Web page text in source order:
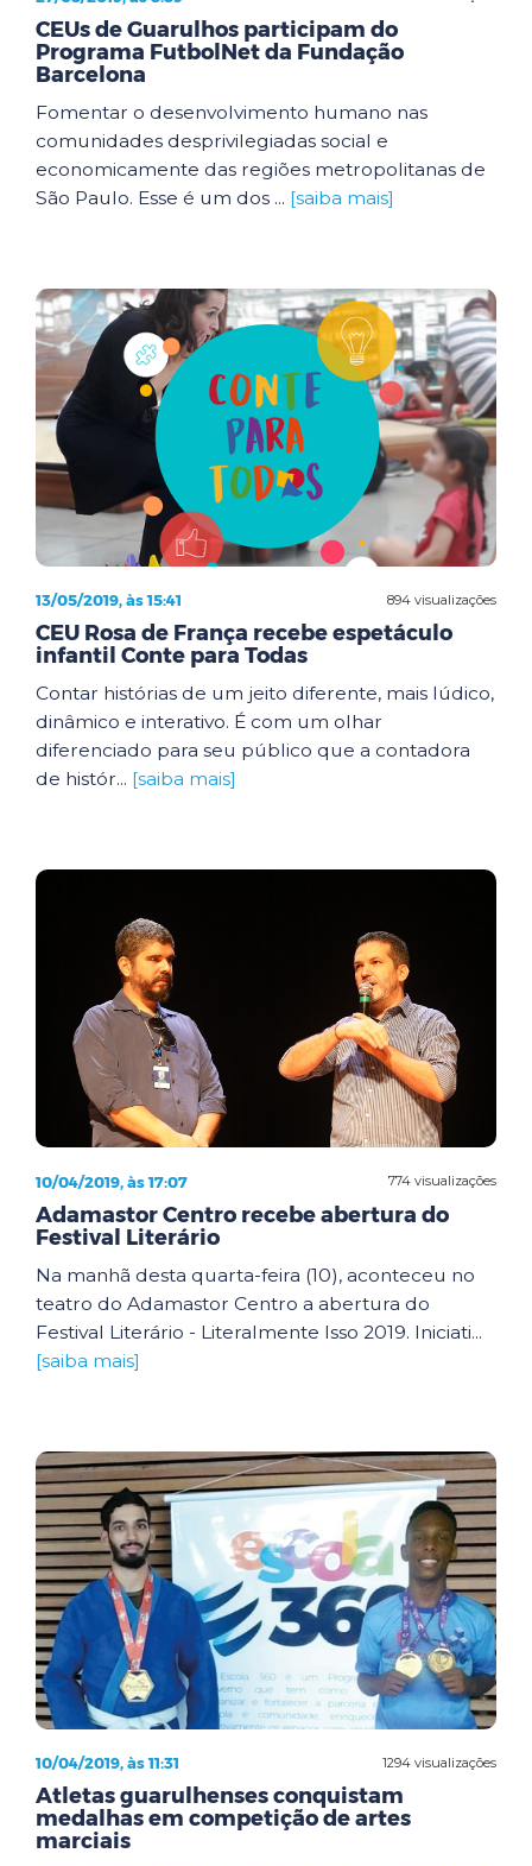
CEUs de Guarulhos participam do
Programa FutbolNet da Fundação
Barcelona
Fomentar o desenvolvimento humano nas
comunidades desprivilegiadas social e
economicamente das regiões metropolitanas de
São Paulo. Esse é um dos ... [saiba mais]
894 visualizações
13/05/2019, às 15:41
CEU Rosa de França recebe espetáculo
infantil Conte para Todas
Contar histórias de um jeito diferente, mais lúdico,
dinâmico e interativo. É com um olhar
diferenciado para seu público que a contadora
de histór... [saiba mais]
774 visualizações
10/04/2019, às 17:07
Adamastor Centro recebe abertura do
Festival Literário
Na manhã desta quarta-feira (10), aconteceu no
teatro do Adamastor Centro a abertura do
Festival Literário - Literalmente Isso 2019. Iniciati...
[saiba mais]
1294 visualizações
10/04/2019, às 11:31
Atletas guarulhenses conquistam
medalhas em competição de artes
marciais